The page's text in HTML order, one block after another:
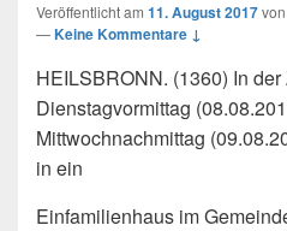
Veröffentlicht am 11. August 2017von
—Keine Kommentare ↓
HEILSBRONN. (1360) In der
Dienstagvormittag
Mittwochnachmittag
in ein
Einfamilienhaus im